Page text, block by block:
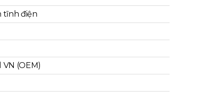
tĩnh điện
VN (OEM)